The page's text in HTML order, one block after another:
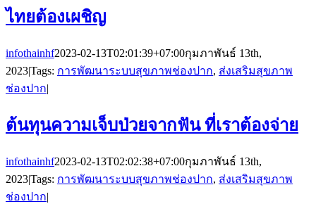
ไทยต้องเผชิญ
infothainhf2023-02-13T02:01:39+07:00กุมภาพันธ์ 13th,
2023|Tags: การพัฒนาระบบสุขภาพช่องปาก, ส่งเสริมสุขภาพ
ช่องปาก|
ต้นทุนความเจ็บป่วยจากฟัน ที่เราต้องจ่าย
infothainhf2023-02-13T02:02:38+07:00กุมภาพันธ์ 13th,
2023|Tags: การพัฒนาระบบสุขภาพช่องปาก, ส่งเสริมสุขภาพ
ช่องปาก|